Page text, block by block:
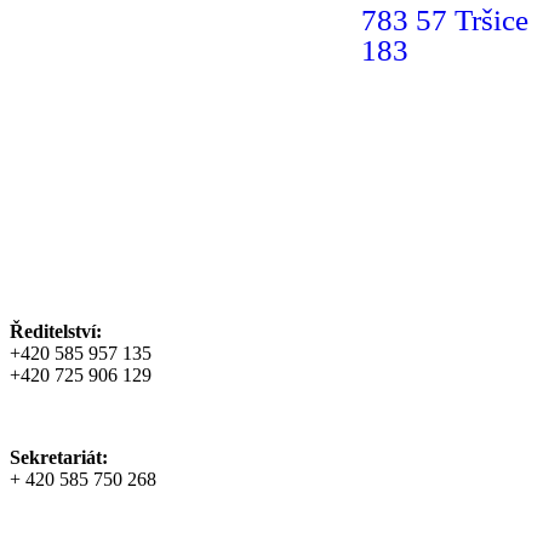
783 57 Tršice
183
Ředitelství:
+420 585 957 135
+420 725 906 129
Sekretariát:
+ 420 585 750 268